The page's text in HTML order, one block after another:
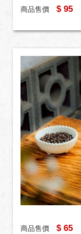
商品售價 $ 95
商品售價 $ 65